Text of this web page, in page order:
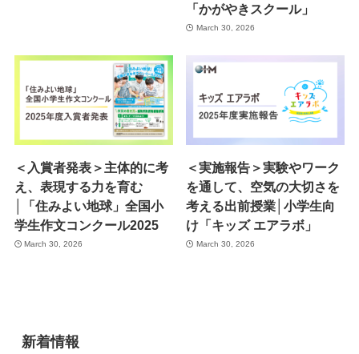
「かがやきスクール」
March 30, 2026
＜入賞者発表＞主体的に考
え、表現する力を育む
│「住みよい地球」全国小
学生作文コンクール2025
March 30, 2026
＜実施報告＞実験やワーク
を通して、空気の大切さを
考える出前授業│小学生向
け「キッズ エアラボ」
March 30, 2026
新着情報